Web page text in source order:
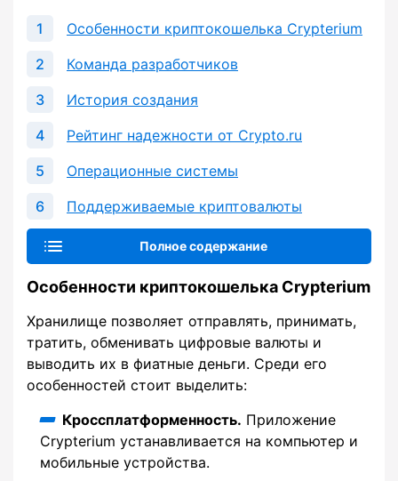
Особенности криптокошелька Crypterium
Команда разработчиков
История создания
Рейтинг надежности от Crypto.ru
Операционные системы
Поддерживаемые криптовалюты
Полное содержание
Особенности криптокошелька Crypterium
Хранилище позволяет отправлять, принимать,
тратить, обменивать цифровые валюты и
выводить их в фиатные деньги. Среди его
особенностей стоит выделить:
Кроссплатформенность. Приложение
Crypterium устанавливается на компьютер и
мобильные устройства.